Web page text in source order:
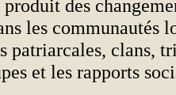
des
les communautés
clans,
et les rapports